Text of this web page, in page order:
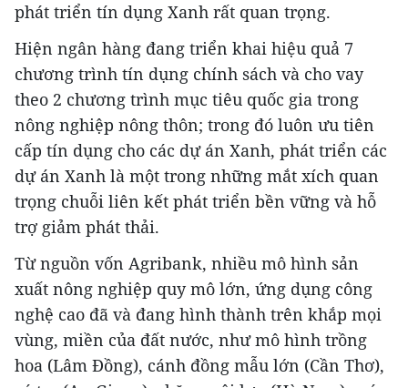
phát triển tín dụng Xanh rất quan trọng.
Hiện ngân hàng đang triển khai hiệu quả 7
chương trình tín dụng chính sách và cho vay
theo 2 chương trình mục tiêu quốc gia trong
nông nghiệp nông thôn; trong đó luôn ưu tiên
cấp tín dụng cho các dự án Xanh, phát triển các
dự án Xanh là một trong những mắt xích quan
trọng chuỗi liên kết phát triển bền vững và hỗ
trợ giảm phát thải.
Từ nguồn vốn Agribank, nhiều mô hình sản
xuất nông nghiệp quy mô lớn, ứng dụng công
nghệ cao đã và đang hình thành trên khắp mọi
vùng, miền của đất nước, như mô hình trồng
hoa (Lâm Đồng), cánh đồng mẫu lớn (Cần Thơ),